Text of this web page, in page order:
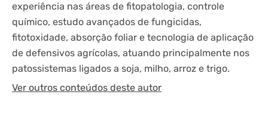
experiência nas áreas de fitopatologia, controle
químico, estudo avançados de fungicidas,
fitotoxidade, absorção foliar e tecnologia de aplicação
de defensivos agrícolas, atuando principalmente nos
patossistemas ligados a soja, milho, arroz e trigo.
Ver outros conteúdos deste autor